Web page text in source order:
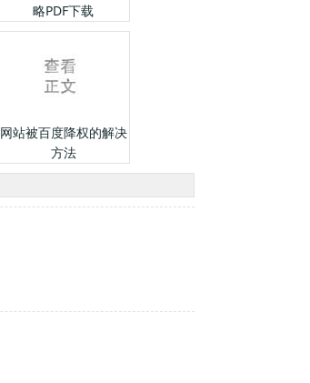
略PDF下载
网站被百度降权的解决
方法